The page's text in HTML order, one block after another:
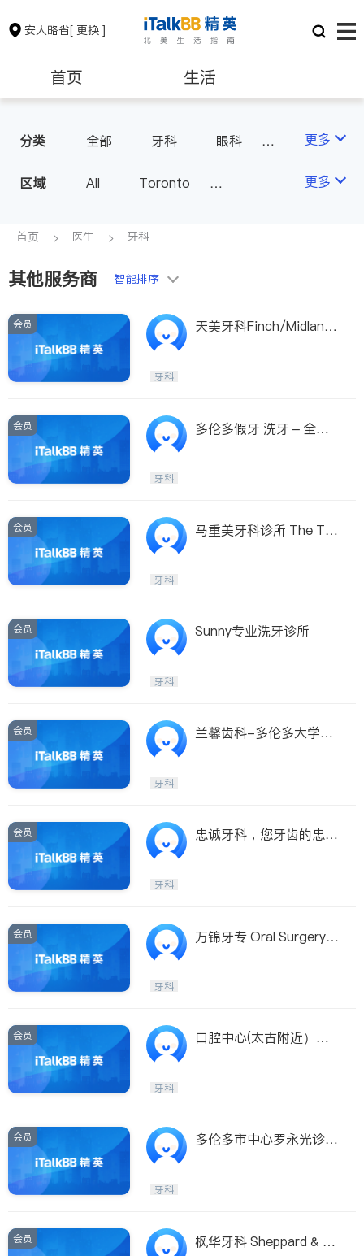
安大略省[ 更换 ]
首页 生活
保险理财 房地产租售
银行贷款
建筑装修
分类 全部 牙科
眼科
耳鼻喉科
医生-其它
家庭医生
更多
区域 All
Toronto
Scarborough
North York
Brampton
Kitchener
Newmarket
Stouffville
Maple
Waterloo
Guelph
Oshawa
Niagara Falls
Pickering
Concord
Port Perry
更多
首页 医生 牙科
其他服务商 智能排序
会员
天美牙科Finch/Midland
牙科
会员
多伦多假牙 洗牙 – 全新
牙科
会员
马重美牙科诊所 The Ter
牙科
会员 Sunny专业洗牙诊所
牙科
会员
兰馨齿科-多伦多大学牙
牙科
会员
忠诚牙科，您牙齿的忠诚
牙科
会员
万锦牙专 Oral Surgery O
牙科
会员
口腔中心(太古附近）特
牙科
会员
多伦多市中心罗永光诊所
牙科
会员
枫华牙科 Sheppard & Le